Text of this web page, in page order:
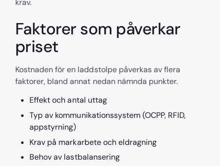
Faktorer som påverkar
priset
Kostnaden för en laddstolpe påverkas av flera
faktorer, bland annat nedan nämnda punkter.
Effekt och antal uttag
Typ av kommunikationssystem (OCPP, RFID,
appstyrning)
Krav på markarbete och eldragning
Behov av lastbalansering